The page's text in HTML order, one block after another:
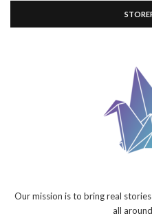
Our mission is to bring real
all